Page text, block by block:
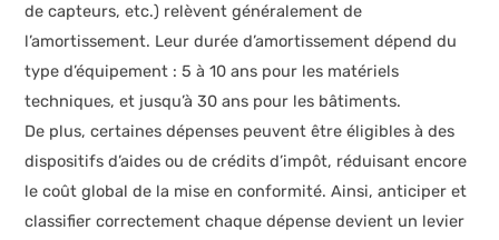
de capteurs, etc.) relèvent généralement de
l’amortissement. Leur durée d’amortissement dépend du
type d’équipement : 5 à 10 ans pour les matériels
techniques, et jusqu’à 30 ans pour les bâtiments.
De plus, certaines dépenses peuvent être éligibles à des
dispositifs d’aides ou de crédits d’impôt, réduisant encore
le coût global de la mise en conformité. Ainsi, anticiper et
classifier correctement chaque dépense devient un levier